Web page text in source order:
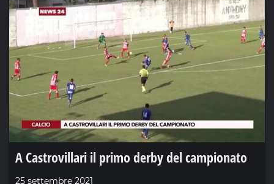
A Castrovillari il primo derby del campionato
25 settembre 2021